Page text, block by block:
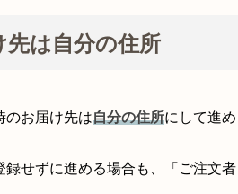
先は自分の住所
のお届け先は自分の住所にして進め
録せずに進める場合も、「ご注文